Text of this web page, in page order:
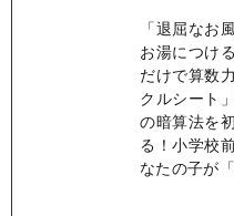
「退屈なお
お湯につけ
だけで算数
クルシート
の暗算法を
る！小学校
なたの子が